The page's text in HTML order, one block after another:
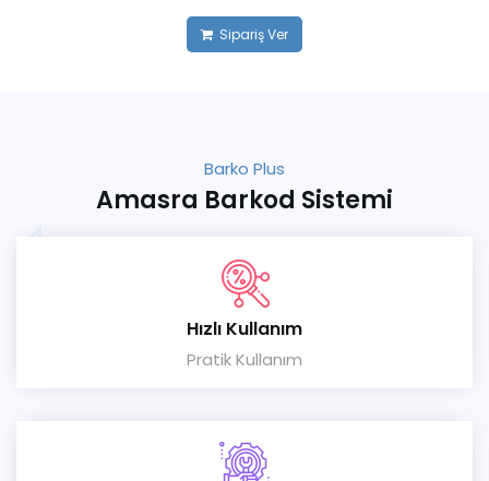
Sipariş Ver
Barko Plus
Amasra Barkod Sistemi
Hızlı Kullanım
Pratik Kullanım